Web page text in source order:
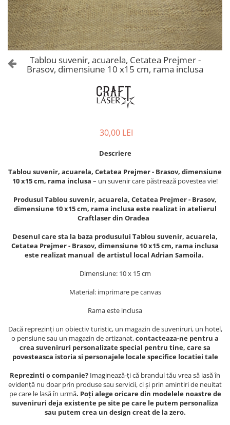
Castelul Peles
Cetatea Alba Carolina
Cetatea de Scaun a Sucevei
Cetatea Oradea
Sighisoara
Bojdeuca "Ion Creanga", Iasi
Cazinoul Constanta
Galeria Artei Iesene (Muzeul
Nicolae Gane)
Muzeul de Arta Cluj Napoca
Muzeul National Brukenthal Sibiu
Muzeul National de Istorie a
Romaniei
Muzeul Unirii Iasi
Orase si zone istorice
Colonada Imperiala, Buzias
Iasi
Maramures
Sibiu
Timisoara
Palate si Curti Domnesti
Cani suvenir
Colectia "Orase Medievale"
Colectia Semne de carte Suvenir
Semn de carte suvenir acuarela
Semn de carte suvenir gravat
Magneti de frigider, din lemn
Magneti de frigider din lemn,
Magneti de frigider, din lemn,
Mitul Dracula
Puzzle suvenir
Sacose bumbac
Suport pahare suvenir
Suport pahare suvenir din lemn
Tablouri gravate
Tablouri metalice
Colectia "Belle Epoque"
Colectia "Visit Romania"
Colectia medievala
Colectia Vintage
Tablou suvenir, acuarela, Cetatea Prejmer -
Brasov, dimensiune 10 x15 cm, rama inclusa
30,00 LEI
Descriere
Tablou suvenir, acuarela, Cetatea Prejmer - Brasov, dimensiune
10 x15 cm, rama inclusa – un suvenir care păstrează povestea vie!
Produsul Tablou suvenir, acuarela, Cetatea Prejmer - Brasov,
dimensiune 10 x15 cm, rama inclusa este realizat in atelierul
Craftlaser din Oradea
Desenul care sta la baza produsului Tablou suvenir, acuarela,
Cetatea Prejmer - Brasov, dimensiune 10 x15 cm, rama inclusa
este realizat manual de artistul local Adrian Samoila.
Dimensiune: 10 x 15 cm
Material: imprimare pe canvas
Rama este inclusa
Dacă reprezinți un obiectiv turistic, un magazin de suveniruri, un hotel,
o pensiune sau un magazin de artizanat,contacteaza-ne pentru a
crea suveniruri personalizate special pentru tine, care sa
povesteasca istoria si personajele locale specifice locatiei tale
Reprezinti o companie? Imaginează-ți că brandul tău vrea să iasă în
evidență nu doar prin produse sau servicii, ci și prin amintiri de neuitat
pe care le lasă în urmă. Poți alege oricare din modelele noastre de
suveniruri deja existente pe site pe care le putem personaliza
sau putem crea un design creat de la zero.